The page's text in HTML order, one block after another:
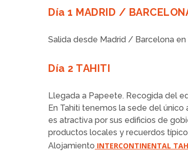
Día 1 MADRID /
Salida desde Madrid / Barcelona
Día 2 TAHITI
Llegada a Papeete. Recogida del
En Tahiti tenemos la sede del
es atractiva por sus edificios de
productos locales y recuerdos
Alojamiento INTERCONTINENTAL